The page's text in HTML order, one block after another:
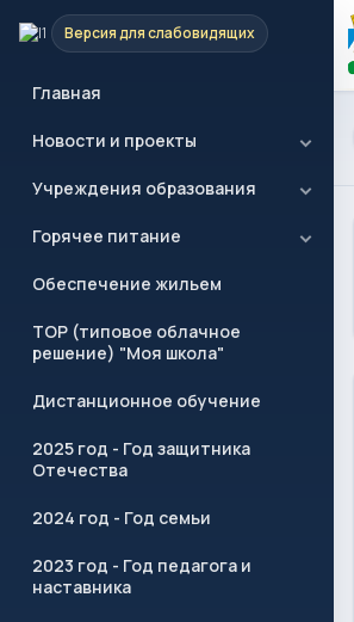
Версия для слабовидящих
Главная
Новости и проекты
Учреждения образования
Горячее питание
Обеспечение жильем
ТОР (типовое облачное
решение) "Моя школа"
Дистанционное обучение
2025 год - Год защитника
Отечества
2024 год - Год семьи
2023 год - Год педагога и
наставника